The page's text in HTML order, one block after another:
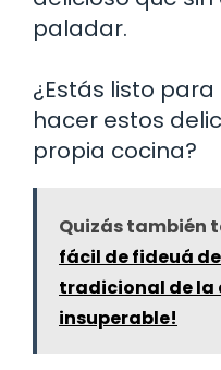
paladar.
¿Estás listo
hacer estos
propia cocina?
Quizás también
fácil de fideuá
tradicional de la
insuperable!